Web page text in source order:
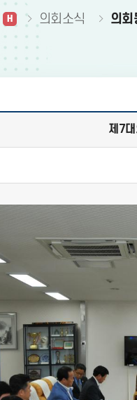
H 의회소식 의회
제7